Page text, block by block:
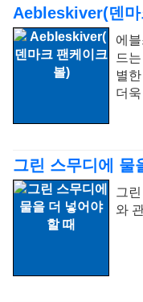
Aebleskiver(덴
에
드
별
더
그린 스무디에 물
그
와